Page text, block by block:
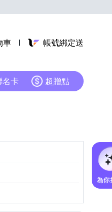
車 帳號綁定送
名卡 超贈點